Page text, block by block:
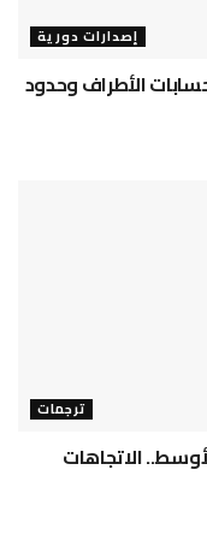
إصدارات دورية
الأطراف وحدود
ترجمات
الاتجاهات